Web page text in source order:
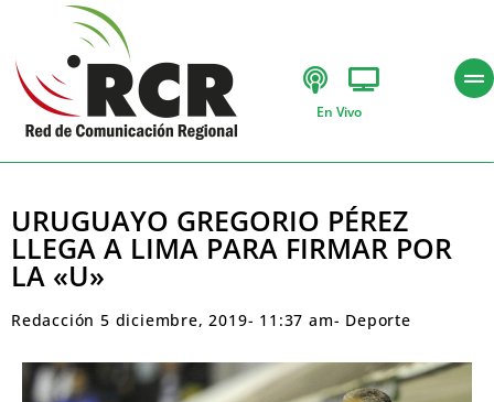
En Vivo
URUGUAYO GREGORIO PÉREZ
LLEGA A LIMA PARA FIRMAR POR
LA «U»
Redacción 5 diciembre, 2019- 11:37 am- Deporte